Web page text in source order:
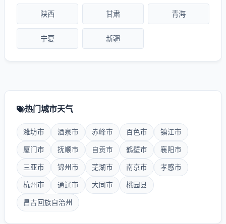
陕西 甘肃 青海
宁夏 新疆
热门城市天气
潍坊市 酒泉市 赤峰市 百色市 镇江市
厦门市 抚顺市 自贡市 鹤壁市 襄阳市
三亚市 锦州市 芜湖市 南京市 孝感市
杭州市 通辽市 大同市 桃园县
昌吉回族自治州